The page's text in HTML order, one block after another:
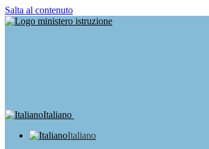
Salta al contenuto
Italiano
Italiano